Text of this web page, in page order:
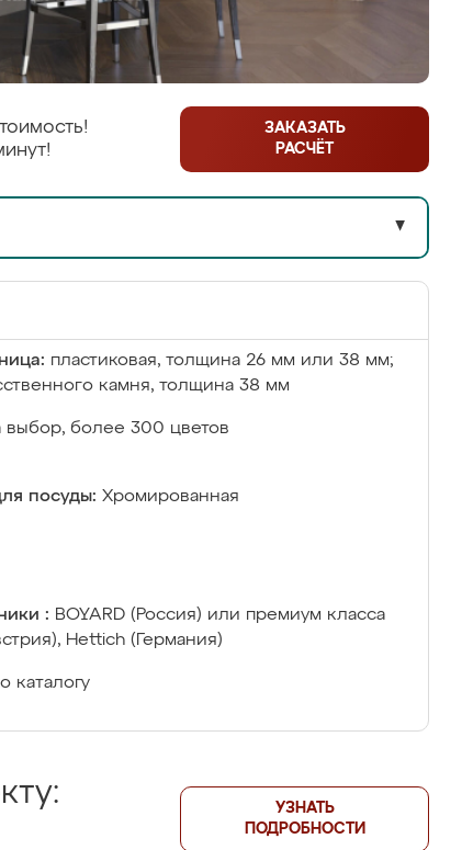
ЗАКАЗАТЬ
РАСЧЁТ
▼
пластиковая, толщина 26 мм или 38 мм;
камня, толщина 38 мм
выбор, более 300 цветов
посуды: Хромированная
: BOYARD (Россия) или премиум класса
Hettich (Германия)
каталогу
УЗНАТЬ
ПОДРОБНОСТИ